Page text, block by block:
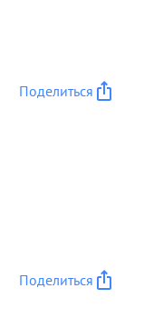
Поделиться
Поделиться